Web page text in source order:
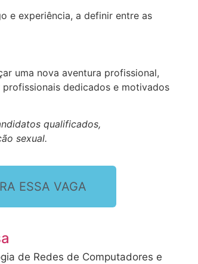
e experiência, a definir entre as
uma nova aventura profissional,
dedicados e motivados
qualificados,
sexual.
ESSA VAGA
de Redes de Computadores e